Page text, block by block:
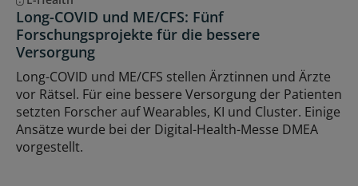
Long-COVID und ME/CFS: Fünf
Forschungsprojekte für die bessere
Versorgung
Long-COVID und ME/CFS stellen Ärztinnen und Ärzte
vor Rätsel. Für eine bessere Versorgung der Patienten
setzten Forscher auf Wearables, KI und Cluster. Einige
Ansätze wurde bei der Digital-Health-Messe DMEA
vorgestellt.